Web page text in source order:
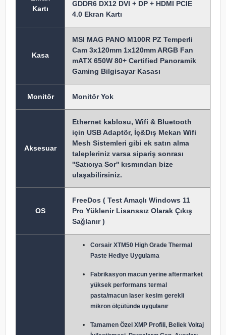
Kartı
GDDR6 DX12 DVI + DP + HDMI PCIE
4.0 Ekran Kartı
Kasa
MSI MAG PANO M100R PZ Temperli
Cam 3x120mm 1x120mm ARGB Fan
mATX 650W 80+ Certified Panoramik
Gaming Bilgisayar Kasası
Monitör Monitör Yok
Aksesuar
Ethernet kablosu, Wifi & Bluetooth
için USB Adaptör, İç&Dış Mekan Wifi
Mesh Sistemleri gibi ek satın alma
talepleriniz varsa sipariş sonrası
''Satıcıya Sor'' kısmından bize
ulaşabilirsiniz.
OS
FreeDos ( Test Amaçlı Windows 11
Pro Yüklenir Lisanssız Olarak Çıkış
Sağlanır )
Corsair XTM50 High Grade Thermal
Paste Hediye Uygulama
Fabrikasyon macun yerine aftermarket
yüksek performans termal
pasta/macun laser kesim gerekli
mikron ölçütünde uygulanır
Tamamen Özel XMP Profili, Bellek Voltaj